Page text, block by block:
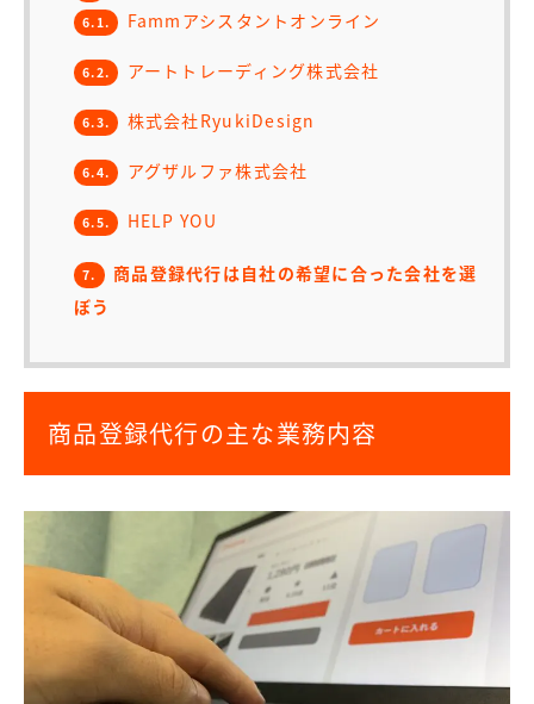
6.1. Fammアシスタントオンライン
6.2. アートトレーディング株式会社
6.3. 株式会社RyukiDesign
6.4. アグザルファ株式会社
6.5. HELP YOU
7.
商品登録代行は自社の希望に合った会社を選
ぼう
商品登録代行の主な業務内容